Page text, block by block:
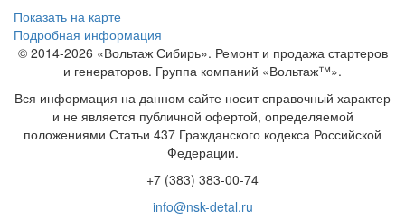
Показать на карте
Подробная информация
© 2014-2026 «Вольтаж Сибирь». Ремонт и продажа стартеров
и генераторов. Группа компаний «Вольтаж™».
Вся информация на данном сайте носит справочный характер
и не является публичной офертой, определяемой
положениями Статьи 437 Гражданского кодекса Российской
Федерации.
+7 (383) 383-00-74
info@nsk-detal.ru